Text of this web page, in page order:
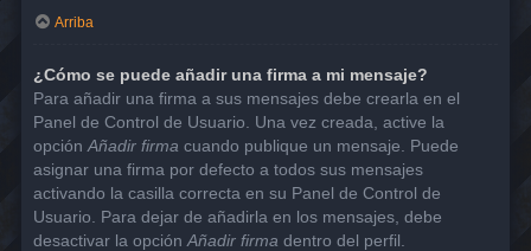
Arriba
¿Cómo se puede añadir una firma a mi mensaje?
Para añadir una firma a sus mensajes debe crearla en el
Panel de Control de Usuario. Una vez creada, active la
opción Añadir firma cuando publique un mensaje. Puede
asignar una firma por defecto a todos sus mensajes
activando la casilla correcta en su Panel de Control de
Usuario. Para dejar de añadirla en los mensajes, debe
desactivar la opción Añadir firma dentro del perfil.